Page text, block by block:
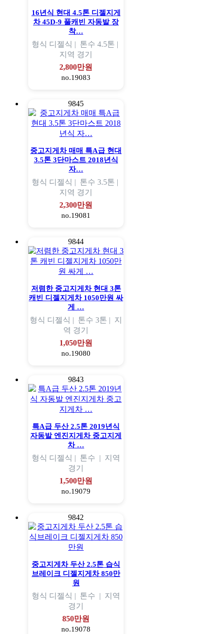
16년식 현대 4.5톤 디젤지게
차 45D-9 풀캐빈 자동발 장
착…
형식 디젤식 | 톤수 4.5톤 |
지역 경기
2,800만원
no.19083
9845
중고지게차 매매 특A급 현대
3.5톤 3단마스트 2018년식
자…
형식 디젤식 | 톤수 3.5톤 |
지역 경기
2,300만원
no.19081
9844
저렴한 중고지게차 현대 3톤
캐빈 디젤지게차 1050만원 싸
게 …
형식 디젤식 | 톤수 3톤 | 지
역 경기
1,050만원
no.19080
9843
특A급 두산 2.5톤 2019년식
자동발 엔진지게차 중고지게
차 …
형식 디젤식 | 톤수 | 지역
경기
1,500만원
no.19079
9842
중고지게차 두산 2.5톤 습식
브레이크 디젤지게차 850만
원
형식 디젤식 | 톤수 | 지역
경기
850만원
no.19078